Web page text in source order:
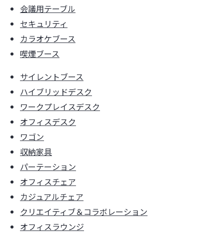
会議用テーブル
セキュリティ
カラオケブース
喫煙ブース
サイレントブース
ハイブリッドデスク
ワークプレイスデスク
オフィスデスク
ワゴン
収納家具
パーテーション
オフィスチェア
カジュアルチェア
クリエイティブ＆コラボレーション
オフィスラウンジ